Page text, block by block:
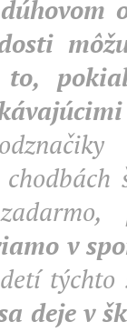
to,
v
týchto
deje v